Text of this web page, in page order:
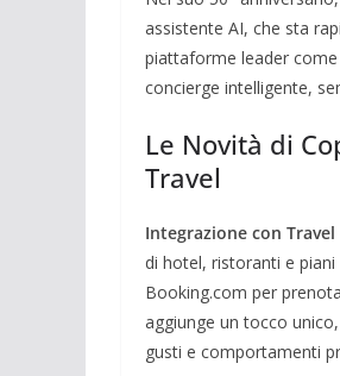
assistente AI, che sta
piattaforme leader
concierge intelligente,
Le Novità di
Travel
Integrazione con Travel
di hotel, ristoranti e
Booking.com per
aggiunge un tocco
gusti e comportamenti